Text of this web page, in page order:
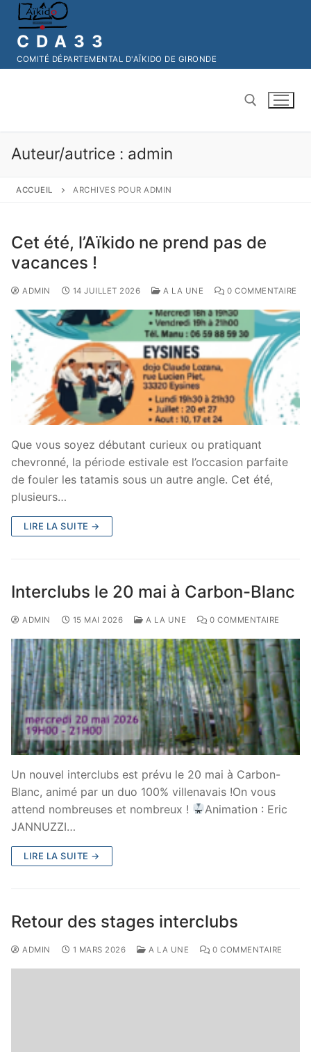
CDA33
COMITÉ DÉPARTEMENTAL D'AÏKIDO DE GIRONDE
Auteur/autrice : admin
ACCUEIL ARCHIVES POUR ADMIN
Cet été, l’Aïkido ne prend pas de
vacances !
ADMIN 14 JUILLET 2026 A LA UNE 0 COMMENTAIRE
Que vous soyez débutant curieux ou pratiquant
chevronné, la période estivale est l’occasion parfaite
de fouler les tatamis sous un autre angle. Cet été,
plusieurs…
LIRE LA SUITE →
Interclubs le 20 mai à Carbon-Blanc
ADMIN 15 MAI 2026 A LA UNE 0 COMMENTAIRE
Un nouvel interclubs est prévu le 20 mai à Carbon-
Blanc, animé par un duo 100% villenavais !On vous
attend nombreuses et nombreux !
Animation : Eric
JANNUZZI…
LIRE LA SUITE →
Retour des stages interclubs
ADMIN 1 MARS 2026 A LA UNE 0 COMMENTAIRE